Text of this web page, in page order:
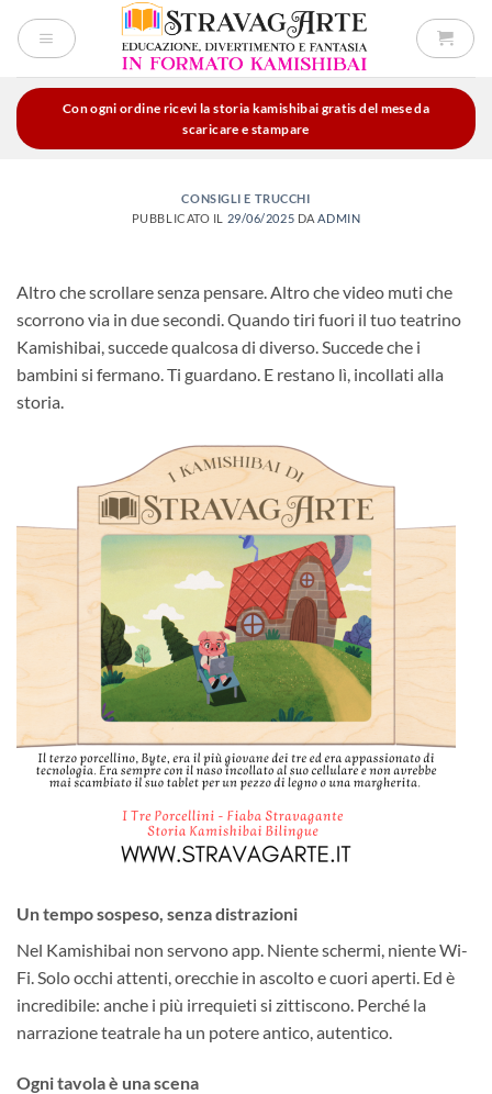
Con ogni ordine ricevi la storia kamishibai gratis del mese da
scaricare e stampare
CONSIGLI E TRUCCHI
PUBBLICATO IL
29/06/2025 DA ADMIN
Altro che scrollare senza pensare. Altro che video muti che
scorrono via in due secondi. Quando tiri fuori il tuo teatrino
Kamishibai, succede qualcosa di diverso. Succede che i
bambini si fermano. Ti guardano. E restano lì, incollati alla
storia.
Un tempo sospeso, senza distrazioni
Nel Kamishibai non servono app. Niente schermi, niente Wi-
Fi. Solo occhi attenti, orecchie in ascolto e cuori aperti. Ed è
incredibile: anche i più irrequieti si zittiscono. Perché la
narrazione teatrale ha un potere antico, autentico.
Ogni tavola è una scena